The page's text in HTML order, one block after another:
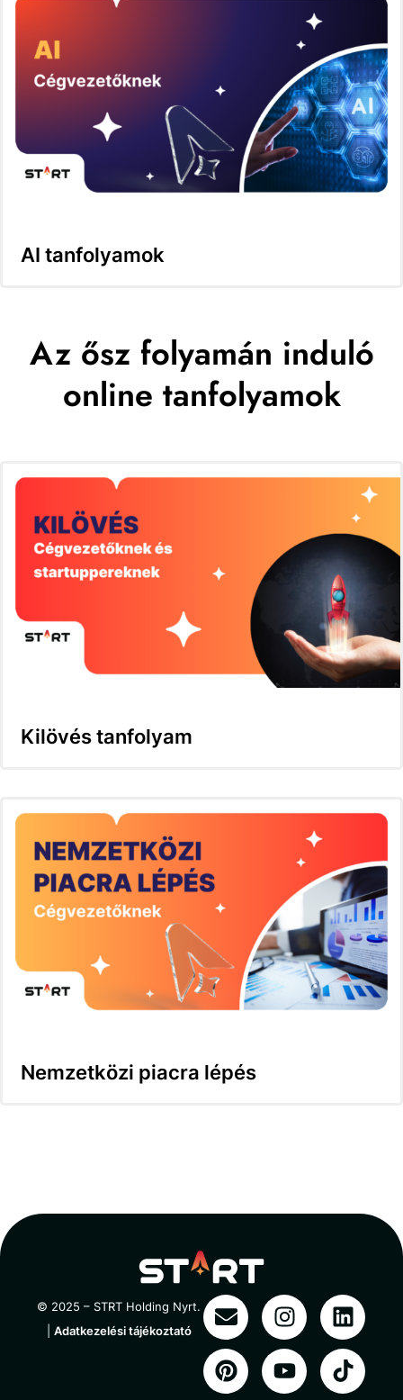
AI tanfolyamok
Az ősz folyamán induló
online tanfolyamok
Kilövés tanfolyam
Nemzetközi piacra lépés
© 2025 – STRT Holding Nyrt.
Adatkezelési tájékoztató